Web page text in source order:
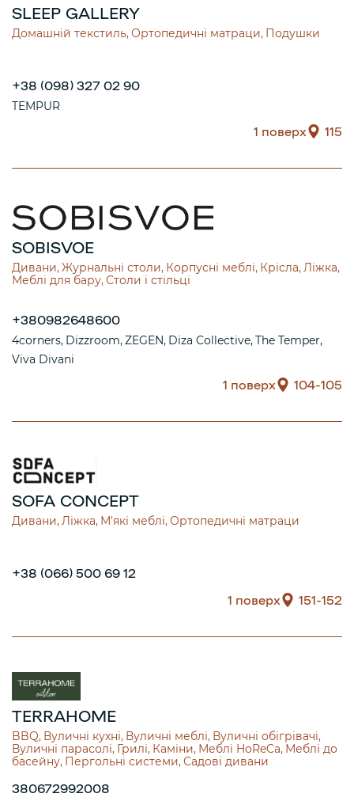
SLEEP GALLERY
Домашній текстиль Ортопедичні матраци Подушки
+38 (098) 327 02 90
TEMPUR
1 поверх 115
SOBISVOE
Дивани Журнальні столи Корпусні меблі Крісла Ліжка
Меблі для бару Столи і стільці
+380982648600
4corners Dizzroom ZEGEN Diza Collective The Temper
Viva Divani
1 поверх 104-105
SOFA CONCEPT
Дивани Ліжка М'які меблі Ортопедичні матраци
+38 (066) 500 69 12
1 поверх
151-152
TERRAHOME
BBQ Вуличні кухні Вуличні меблі Вуличні обігрівачі
Вуличні парасолі Грилі Каміни Меблі HoReCa Меблі до
басейну Пергольні системи Садові дивани
380672992008